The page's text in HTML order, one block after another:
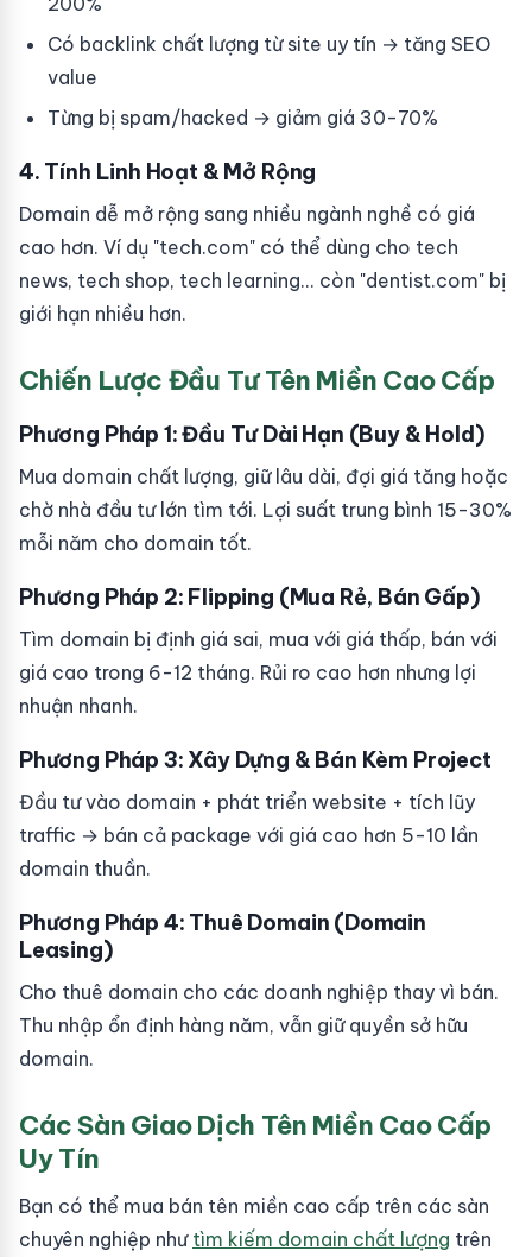
Có backlink chất lượng từ site uy tín → tăng SEO
value
Từng bị spam/hacked → giảm giá 30-70%
4. Tính Linh Hoạt & Mở Rộng
Domain dễ mở rộng sang nhiều ngành nghề có giá
cao hơn. Ví dụ "tech.com" có thể dùng cho tech
news, tech shop, tech learning... còn "dentist.com" bị
giới hạn nhiều hơn.
Chiến Lược Đầu Tư Tên Miền Cao Cấp
Phương Pháp 1: Đầu Tư Dài Hạn (Buy & Hold)
Mua domain chất lượng, giữ lâu dài, đợi giá tăng hoặc
chờ nhà đầu tư lớn tìm tới. Lợi suất trung bình 15-30%
mỗi năm cho domain tốt.
Phương Pháp 2: Flipping (Mua Rẻ, Bán Gấp)
Tìm domain bị định giá sai, mua với giá thấp, bán với
giá cao trong 6-12 tháng. Rủi ro cao hơn nhưng lợi
nhuận nhanh.
Phương Pháp 3: Xây Dựng & Bán Kèm Project
Đầu tư vào domain + phát triển website + tích lũy
traffic → bán cả package với giá cao hơn 5-10 lần
domain thuần.
Phương Pháp 4: Thuê Domain (Domain
Leasing)
Cho thuê domain cho các doanh nghiệp thay vì bán.
Thu nhập ổn định hàng năm, vẫn giữ quyền sở hữu
domain.
Các Sàn Giao Dịch Tên Miền Cao Cấp
Uy Tín
Bạn có thể mua bán tên miền cao cấp trên các sàn
chuyên nghiệp như tìm kiếm domain chất lượng trên